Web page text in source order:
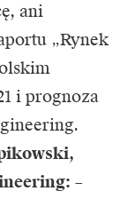
ani
„Rynek
i prognoza
–